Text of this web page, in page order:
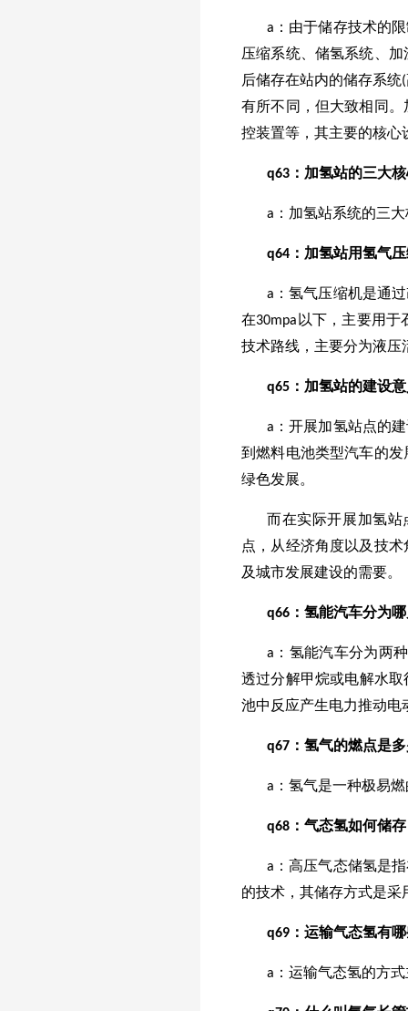
a：由于储存技术的
压缩系统、储氢系统、
后储存在站内的储存系
有所不同，但大致相同
控装置等，其主要的核心
q63 ：加氢站的三大
a：加氢站系统的三
q64 ：加氢站用氢气
a：氢气压缩机是通
在30mpa以下，主要用
技术路线，主要分为液压
q65 ：加氢站的建设
a：开展加氢站点的
到燃料电池类型汽车的
绿色发展。
而在实际开展加氢
点，从经济角度以及技
及城市发展建设的需要。
q66：氢能汽车分为
a：氢能汽车分为两
透过分解甲烷或电解水取
池中反应产生电力推动电
q67 ：氢气的燃点是
a：氢气是一种极易
q68 ：气态氢如何储
a：高压气态储氢是
的技术，其储存方式是
q69 ：运输气态氢有
a：运输气态氢的方